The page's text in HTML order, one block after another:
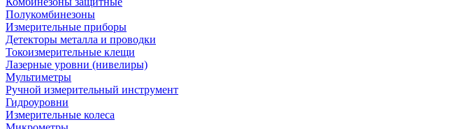
Полукомбинезоны
Измерительные приборы
Детекторы металла и проводки
Токоизмерительные клещи
Лазерные уровни (нивелиры)
Мультиметры
Ручной измерительный инструмент
Гидроуровни
Измерительные колеса